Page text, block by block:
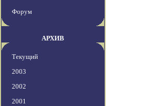
Форум
АРХИВ
Текущий
2003
2002
2001